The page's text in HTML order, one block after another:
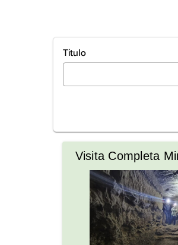
Título
Visita Completa